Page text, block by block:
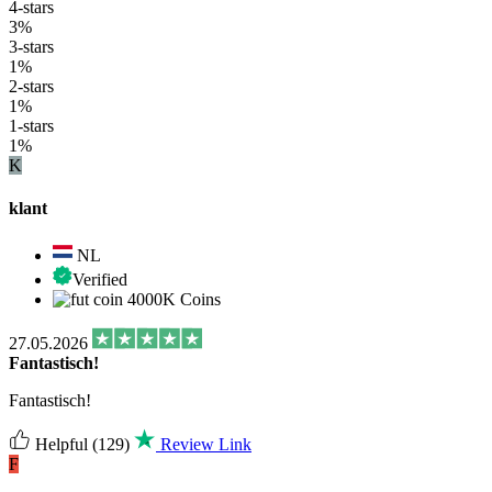
4-stars
3%
3-stars
1%
2-stars
1%
1-stars
1%
K
klant
NL
Verified
4000K Coins
27.05.2026
Fantastisch!
Fantastisch!
Helpful (129)
Review Link
F